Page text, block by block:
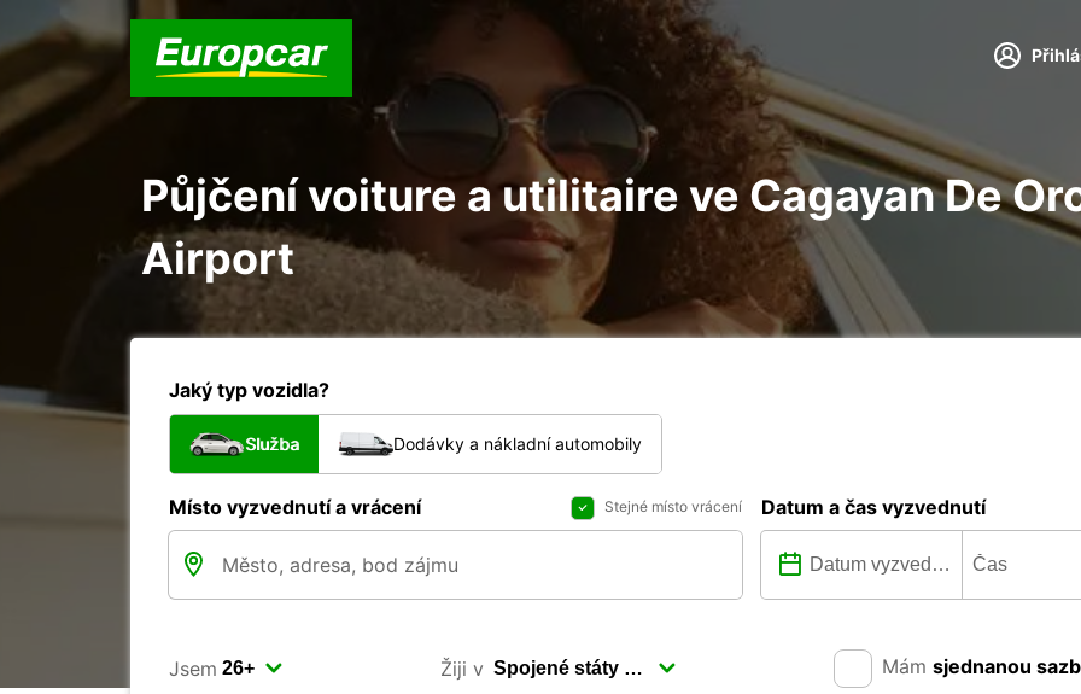
Půjčení voiture a utilitaire ve Cagayan De
Airport
Jaký typ vozidla?
Služba Dodávky a nákladní automobily
Místo vyzvednutí a vrácení Stejné místo vrácení Datum a čas vyzvednutí
Jsem Žiji v Mám sjednanou